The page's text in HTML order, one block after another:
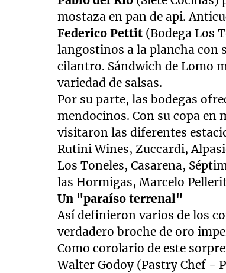
mostaza en pan de api.
Federico Pettit (Bodega Los
langostinos a la plancha con
cilantro. Sándwich de Lomo
variedad de salsas.
Por su parte, las bodegas
mendocinos. Con su copa
visitaron las diferentes
Rutini Wines, Zuccardi,
Los Toneles, Casarena,
las Hormigas, Marcelo
Un "paraíso terrenal"
Así definieron varios de los
verdadero broche de oro
Como corolario de este
Walter Godoy (Pastry Chef -